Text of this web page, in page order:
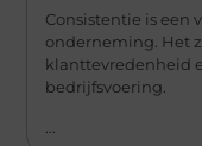
Consistentie is een
onderneming. Het
klanttevredenheid
bedrijfsvoering.